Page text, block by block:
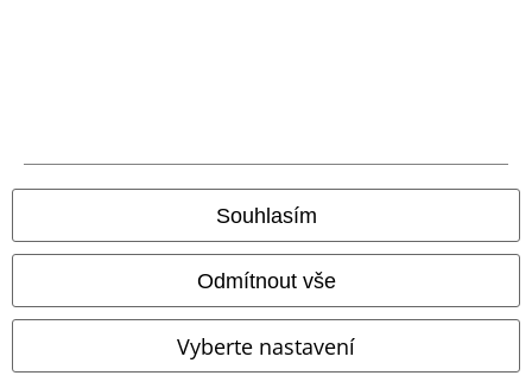
Souhlasím
Odmítnout vše
Vyberte nastavení
Právní informace